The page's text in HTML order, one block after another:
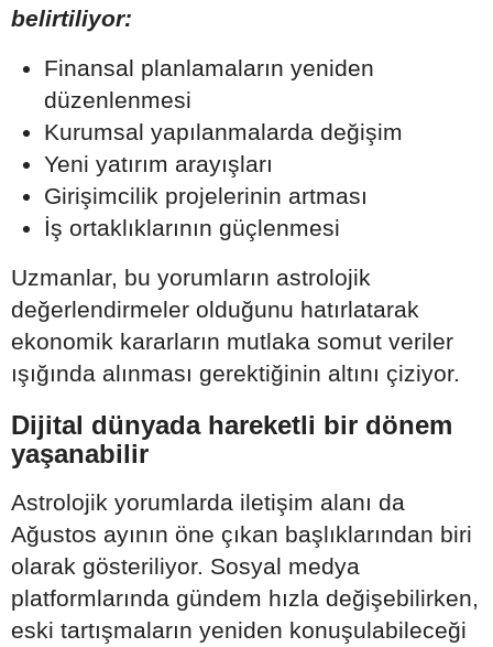
belirtiliyor:
Finansal planlamaların yeniden
düzenlenmesi
Kurumsal yapılanmalarda değişim
Yeni yatırım arayışları
Girişimcilik projelerinin artması
İş ortaklıklarının güçlenmesi
Uzmanlar, bu yorumların astrolojik
değerlendirmeler olduğunu hatırlatarak
ekonomik kararların mutlaka somut veriler
ışığında alınması gerektiğinin altını çiziyor.
Dijital dünyada hareketli bir dönem
yaşanabilir
Astrolojik yorumlarda iletişim alanı da
Ağustos ayının öne çıkan başlıklarından biri
olarak gösteriliyor. Sosyal medya
platformlarında gündem hızla değişebilirken,
eski tartışmaların yeniden konuşulabileceği